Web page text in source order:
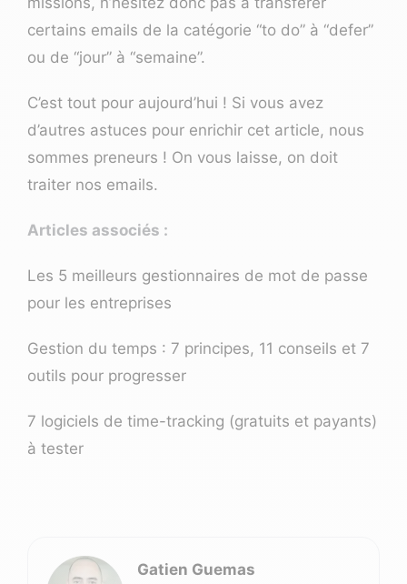
certains emails de la catégorie “to do” à “defer”
ou de “jour” à “semaine”.
C’est tout pour aujourd’hui ! Si vous avez
d’autres astuces pour enrichir cet article, nous
sommes preneurs ! On vous laisse, on doit
traiter nos emails.
Articles associés :
Les 5 meilleurs gestionnaires de mot de passe
pour les entreprises
Gestion du temps : 7 principes, 11 conseils et 7
outils pour progresser
7 logiciels de time-tracking (gratuits et payants)
à tester
Gatien Guemas